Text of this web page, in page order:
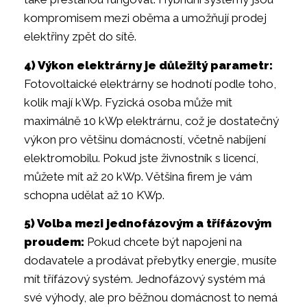
kompromisem mezi oběma a umožňují prodej
elektřiny zpět do sítě.
4) Výkon elektrárny je důležitý parametr:
Fotovoltaické elektrárny se hodnotí podle toho,
kolik mají kWp. Fyzická osoba může mít
maximálně 10 kWp elektrárnu, což je dostatečný
výkon pro většinu domácností, včetně nabíjení
elektromobilu. Pokud jste živnostník s licencí,
můžete mít až 20 kWp. Většina firem je vám
schopna udělat až 10 KWp.
5) Volba mezi jednofázovým a třífázovým
proudem: Pokud chcete být napojeni na
dodavatele a prodávat přebytky energie, musíte
mít třífázový systém. Jednofázový systém má
své výhody, ale pro běžnou domácnost to nemá